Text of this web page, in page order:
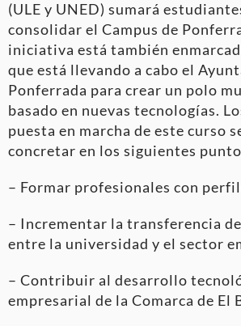
(ULE y UNED) sumará
consolidar el Campus de
iniciativa está también
que está llevando a cabo el
Ponferrada para crear un polo
basado en nuevas tecnologías.
puesta en marcha de este curso
concretar en los siguientes
– Formar profesionales con
– Incrementar la transferencia
entre la universidad y el sector
– Contribuir al desarrollo
empresarial de la Comarca de El